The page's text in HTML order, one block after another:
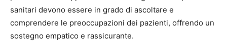
sanitari devono essere in grado di ascoltare e
comprendere le preoccupazioni dei pazienti, offrendo un
sostegno empatico e rassicurante.